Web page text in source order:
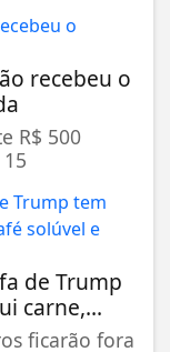
recebeu o
R$ 500
de Trump
carne,...
ficarão fora